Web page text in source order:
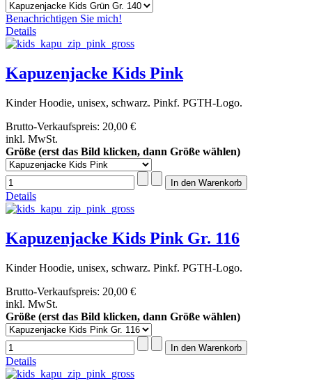
Benachrichtigen Sie mich!
Details
Kapuzenjacke Kids Pink
Kinder Hoodie, unisex, schwarz. Pinkf. PGTH-Logo.
Brutto-Verkaufspreis: 20,00 €
inkl. MwSt.
Größe (erst das Bild klicken, dann Größe wählen)
Details
Kapuzenjacke Kids Pink Gr. 116
Kinder Hoodie, unisex, schwarz. Pinkf. PGTH-Logo.
Brutto-Verkaufspreis: 20,00 €
inkl. MwSt.
Größe (erst das Bild klicken, dann Größe wählen)
Details